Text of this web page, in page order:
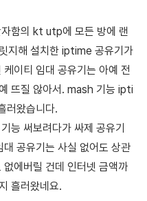
함의 kt utp에 모든 방에 랜
지해 설치한 iptime 공유기가
이티 임대 공유기는 아예 전
뜨질 않아서. mash 기능 ipti
러왔습니다.
능 써보려다가 싸제 공유기
공유기는 사실 없어도 상관
에버릴 건데 인터넷 금액까
흘러왔네요.